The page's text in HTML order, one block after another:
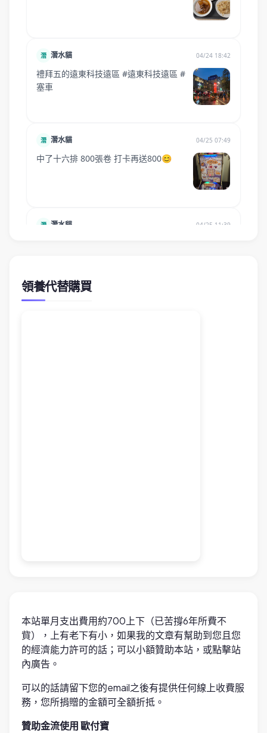
領養代替購買
本站單月支出費用約700上下（已苦撐6年所費不
貲），上有老下有小，如果我的文章有幫助到您且您
的經濟能力許可的話；可以小額贊助本站，或點擊站
內廣告。
可以的話請留下您的email之後有提供任何線上收費服
務，您所捐贈的金額可全額折抵。
贊助金流使用 歐付寶